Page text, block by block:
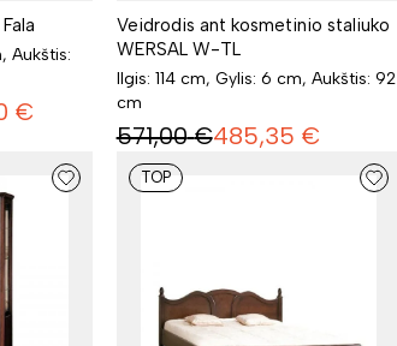
Aukštis:
€
Veidrodis ant kosmetinio staliuko
WERSAL W-TL
Ilgis: 114 cm, Gylis: 6 cm, Aukštis: 92
cm
571,00 €485,35 €
TOP